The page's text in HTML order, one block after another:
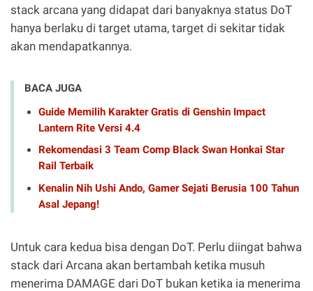
stack arcana yang didapat dari banyaknya status DoT
hanya berlaku di target utama, target di sekitar tidak
akan mendapatkannya.
BACA JUGA
Guide Memilih Karakter Gratis di Genshin Impact
Lantern Rite Versi 4.4
Rekomendasi 3 Team Comp Black Swan Honkai Star
Rail Terbaik
Kenalin Nih Ushi Ando, Gamer Sejati Berusia 100 Tahun
Asal Jepang!
Untuk cara kedua bisa dengan DoT. Perlu diingat bahwa
stack dari Arcana akan bertambah ketika musuh
menerima DAMAGE dari DoT bukan ketika ia menerima